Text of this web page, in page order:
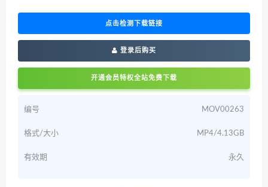
点击检测下载链接
登录后购买
开通会员特权全站免费下载
编号 MOV00263
格式/大小 MP4/4.13GB
有效期 永久